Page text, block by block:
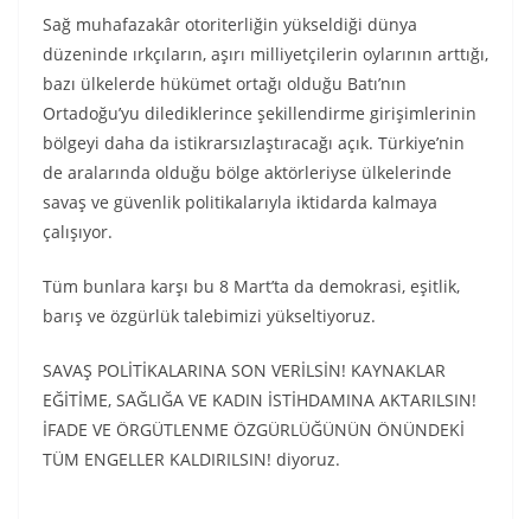
Sağ muhafazakâr otoriterliğin yükseldiği dünya
düzeninde ırkçıların, aşırı milliyetçilerin oylarının arttığı,
bazı ülkelerde hükümet ortağı olduğu Batı’nın
Ortadoğu’yu dilediklerince şekillendirme girişimlerinin
bölgeyi daha da istikrarsızlaştıracağı açık. Türkiye’nin
de aralarında olduğu bölge aktörleriyse ülkelerinde
savaş ve güvenlik politikalarıyla iktidarda kalmaya
çalışıyor.
Tüm bunlara karşı bu 8 Mart’ta da demokrasi, eşitlik,
barış ve özgürlük talebimizi yükseltiyoruz.
SAVAŞ POLİTİKALARINA SON VERİLSİN! KAYNAKLAR
EĞİTİME, SAĞLIĞA VE KADIN İSTİHDAMINA AKTARILSIN!
İFADE VE ÖRGÜTLENME ÖZGÜRLÜĞÜNÜN ÖNÜNDEKİ
TÜM ENGELLER KALDIRILSIN! diyoruz.